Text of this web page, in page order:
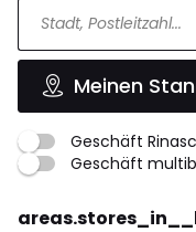
Meinen
Geschäft
Geschäft